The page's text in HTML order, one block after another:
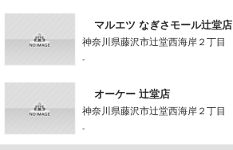
マルエツ なぎさモール辻堂店
神奈川県藤沢市辻堂西海岸２丁目
-
オーケー 辻堂店
神奈川県藤沢市辻堂西海岸２丁目
-